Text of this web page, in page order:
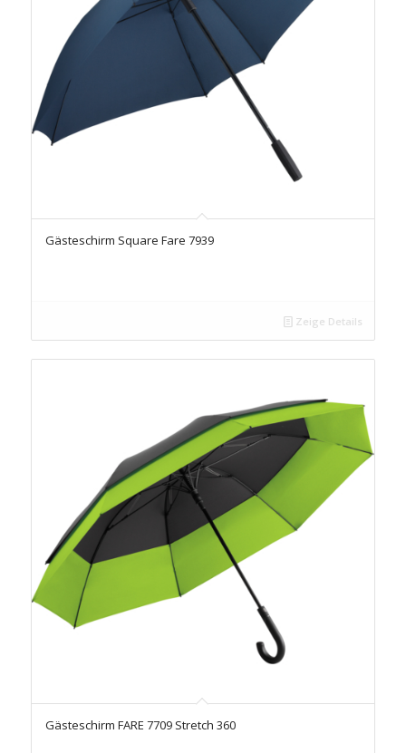
Gästeschirm Square Fare 7939
Zeige Details
Gästeschirm FARE 7709 Stretch 360